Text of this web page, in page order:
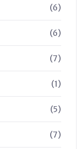
(6)
(6)
(7)
(1)
(5)
(7)